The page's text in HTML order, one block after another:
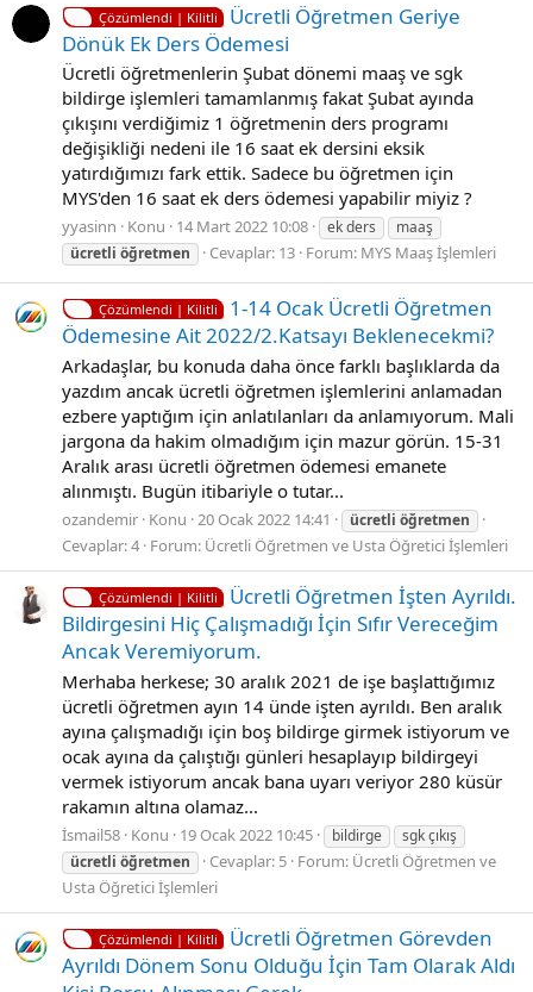
Çözümlendi | Kilitli
Ücretli Öğretmen Geriye
Dönük Ek Ders Ödemesi
Ücretli öğretmenlerin Şubat dönemi maaş ve sgk
bildirge işlemleri tamamlanmış fakat Şubat ayında
çıkışını verdiğimiz 1 öğretmenin ders programı
değişikliği nedeni ile 16 saat ek dersini eksik
yatırdığımızı fark ettik. Sadece bu öğretmen için
MYS'den 16 saat ek ders ödemesi yapabilir miyiz ?
yyasinn Konu 14 Mart 2022 10:08 ek ders
maaş
ücretli öğretmen Cevaplar: 13 Forum: MYS Maaş İşlemleri
Çözümlendi | Kilitli
1-14 Ocak Ücretli Öğretmen
Ödemesine Ait 2022/2.Katsayı Beklenecekmi?
Arkadaşlar, bu konuda daha önce farklı başlıklarda da
yazdım ancak ücretli öğretmen işlemlerini anlamadan
ezbere yaptığım için anlatılanları da anlamıyorum. Mali
jargona da hakim olmadığım için mazur görün. 15-31
Aralık arası ücretli öğretmen ödemesi emanete
alınmıştı. Bugün itibariyle o tutar...
ozandemir Konu 20 Ocak 2022 14:41 ücretli öğretmen
Cevaplar: 4 Forum: Ücretli Öğretmen ve Usta Öğretici İşlemleri
Çözümlendi | Kilitli
Ücretli Öğretmen İşten Ayrıldı.
Bildirgesini Hiç Çalışmadığı İçin Sıfır Vereceğim
Ancak Veremiyorum.
Merhaba herkese; 30 aralık 2021 de işe başlattığımız
ücretli öğretmen ayın 14 ünde işten ayrıldı. Ben aralık
ayına çalışmadığı için boş bildirge girmek istiyorum ve
ocak ayına da çalıştığı günleri hesaplayıp bildirgeyi
vermek istiyorum ancak bana uyarı veriyor 280 küsür
rakamın altına olamaz...
İsmail58 Konu 19 Ocak 2022 10:45 bildirge
sgk çıkış
ücretli öğretmen Cevaplar: 5 Forum: Ücretli Öğretmen ve
Usta Öğretici İşlemleri
Çözümlendi | Kilitli
Ücretli Öğretmen Görevden
Ayrıldı Dönem Sonu Olduğu İçin Tam Olarak Aldı